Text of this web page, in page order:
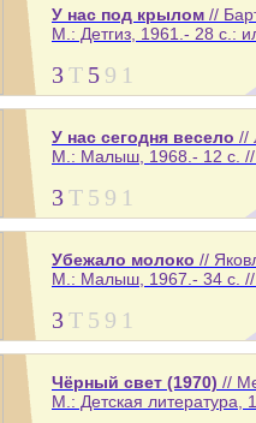
У нас под крылом //
М.: Детгиз, 1961.- 28 с.:
3Т 5 9 1
У нас сегодня весело //
М.: Малыш, 1968.- 12 с. //
3Т 5 9 1
Убежало молоко //
М.: Малыш, 1967.- 34 с. //
3Т 5 9 1
Чёрный свет (1970) //
М.: Детская литература,